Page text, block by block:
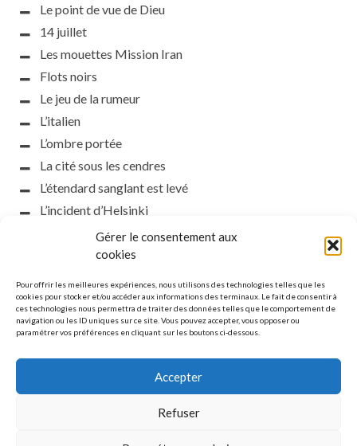
Gérer le consentement aux
cookies
Pour offrir les meilleures expériences, nous utilisons des technologies telles que les
cookies pour stocker et/ou accéder aux informations des terminaux. Le fait de consentir à
ces technologies nous permettra de traiter des données telles que le comportement de
navigation ou les ID uniques sur ce site. Vous pouvez accepter, vous opposer ou
paramétrer vos préférences en cliquant sur les boutons ci-dessous.
Accepter
Refuser
Le point de vue de Dieu
14 juillet
Les mouettes Mission Iran
Flots noirs
Le jeu de la rumeur
L’italien
L’ombre portée
La cité sous les cendres
L’étendard sanglant est levé
L’incident d’Helsinki
la petite fasciste
Toutes les nuances de la nuit
Que s’obscurcissent le soleil et la lumière
Le silence